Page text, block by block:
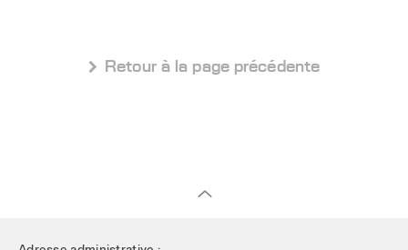
 Retour à la page précédente